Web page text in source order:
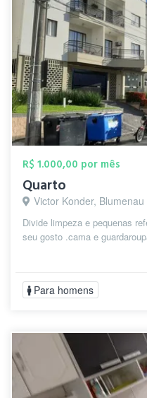
R$ 1.000,00 por mês
Quarto
Victor Konder, Blumenau
Divide limpeza e pequenas
seu gosto .cama e
Para homens